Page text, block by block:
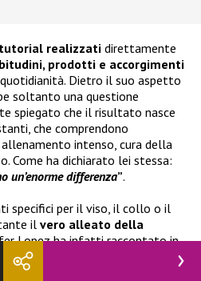
realizzatidirettamente
prodotti e accorgimenti
Dietro il suo aspetto
soltanto una questione
spiegato che il risultato nasce
che comprendono
intenso, cura della
Come ha dichiarato lei stessa:
un’enorme differenza”.
specifici per il viso, il collo o il
il vero alleato della
Lopez ha infatti raccontato in
notturno sia
un aspetto fresco e sano. La